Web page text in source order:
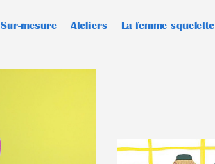
Sur-mesure Ateliers La femme squelette